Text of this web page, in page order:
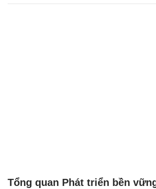
Tổng quan Phát triển bền